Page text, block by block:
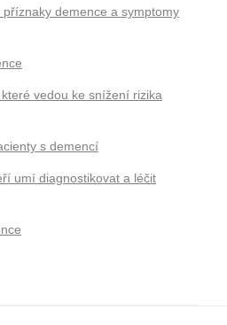
demence a symptomy
vedou ke snížení rizika
s demencí
umí diagnostikovat a léčit